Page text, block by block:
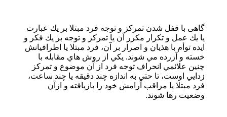
گاهی با قفل شدن تمركز و توجه فرد مبتلا بر يك عبارت
يا يك عمل و تكرار مكرر آن يا تمركز و توجه بر يك فكر و
ايده توأم با هذيان و اصرار بر آن، فرد مبتلا يا اطرافيانش
خسته و آزرده مي شوند. يكي از روش هاي مقابله با
چنين علائمي انحراف توجه فرد از آن موضوع و تمركز
زدايي اوست، تا حتي به اندازه چند دقيقه يا چند ساعت،
فرد مبتلا يا مراقب آرامش خود را بازيافته و ازآن
وضعيت رها شوند.